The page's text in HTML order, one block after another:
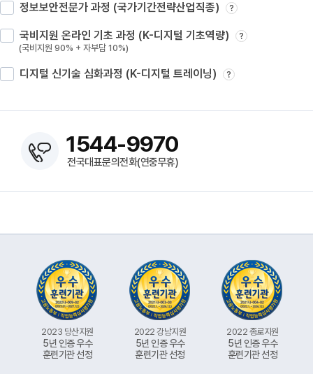
정보보안전문가 과정 (국가기간전략산업직종) ?
국비지원 온라인 기초 과정 (K-디지털 기초역량) ?
(국비지원 90% + 자부담 10%)
디지털 신기술 심화과정 (K-디지털 트레이닝) ?
1544-9970
전국대표문의전화(연중무휴)
2023 당산지원
5년 인증 우수
훈련기관 선정
2022 강남지원
5년 인증 우수
훈련기관 선정
2022 종로지원
5년 인증 우수
훈련기관 선정